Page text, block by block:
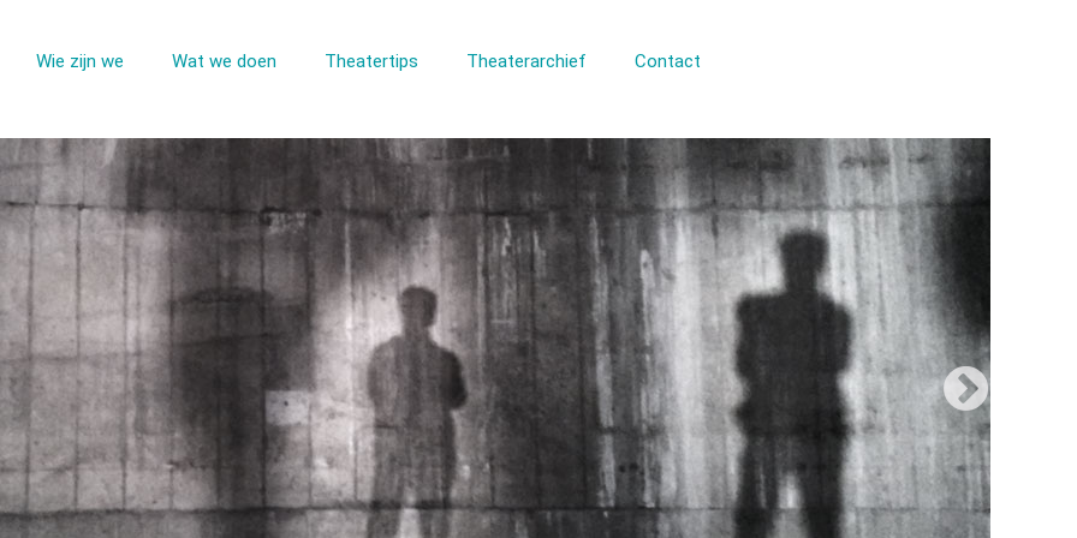
Wie zijn we Wat we doen Theatertips Theaterarchief Contact